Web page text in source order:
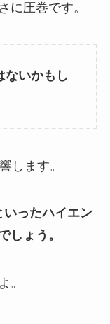
に圧巻です。
ないかもし
します。
ったハイエン
しょう。
。